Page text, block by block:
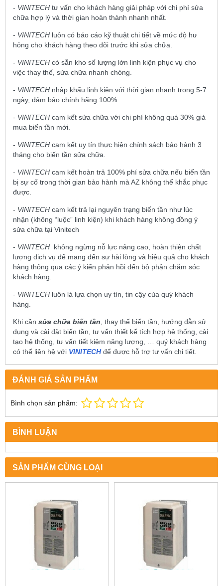
- VINITECH tư vấn cho khách hàng giải pháp với chi phí sửa
chữa hợp lý và thời gian hoàn thành nhanh nhất.
- VINITECH luôn có báo cáo kỹ thuật chi tiết về mức độ hư
hỏng cho khách hàng theo dõi trước khi sửa chữa.
- VINITECH có sẵn kho số lượng lớn linh kiện phục vụ cho
việc thay thế, sửa chữa nhanh chóng.
- VINITECH nhập khẩu linh kiện với thời gian nhanh trong 5-7
ngày, đảm bảo chính hãng 100%.
- VINITECH cam kết sửa chữa với chi phí không quá 30% giá
mua biến tần mới.
- VINITECH cam kết uy tín thực hiện chính sách bảo hành 3
tháng cho biến tần sửa chữa.
- VINITECH cam kết hoàn trả 100% phí sửa chữa nếu biến tần
bị sự cố trong thời gian bảo hành mà AZ không thể khắc phục
được.
- VINITECH cam kết trả lại nguyên trạng biến tần như lúc
nhận (không “luộc” linh kiện) khi khách hàng không đồng ý
sửa chữa tại Vinitech
- VINITECH không ngừng nỗ lực nâng cao, hoàn thiện chất
lượng dịch vụ để mang đến sự hài lòng và hiệu quả cho khách
hàng thông qua các ý kiến phản hồi đến bộ phận chăm sóc
khách hàng.
- VINITECH luôn là lựa chọn uy tín, tin cậy của quý khách
hàng.
Khi cần sửa chữa biến tần , thay thế biến tần, hướng dẫn sử
dụng và cài đặt biến tần, tư vấn thiết kế tích hợp hệ thống, cải
tạo hệ thống, tư vấn tiết kiệm năng lượng, … quý khách hàng
có thể liên hệ với VINITECHđể được hỗ trợ tư vấn chi tiết.
ĐÁNH GIÁ SẢN PHẨM
Bình chọn sản phẩm:
BÌNH LUẬN
SẢN PHẨM CÙNG LOẠI